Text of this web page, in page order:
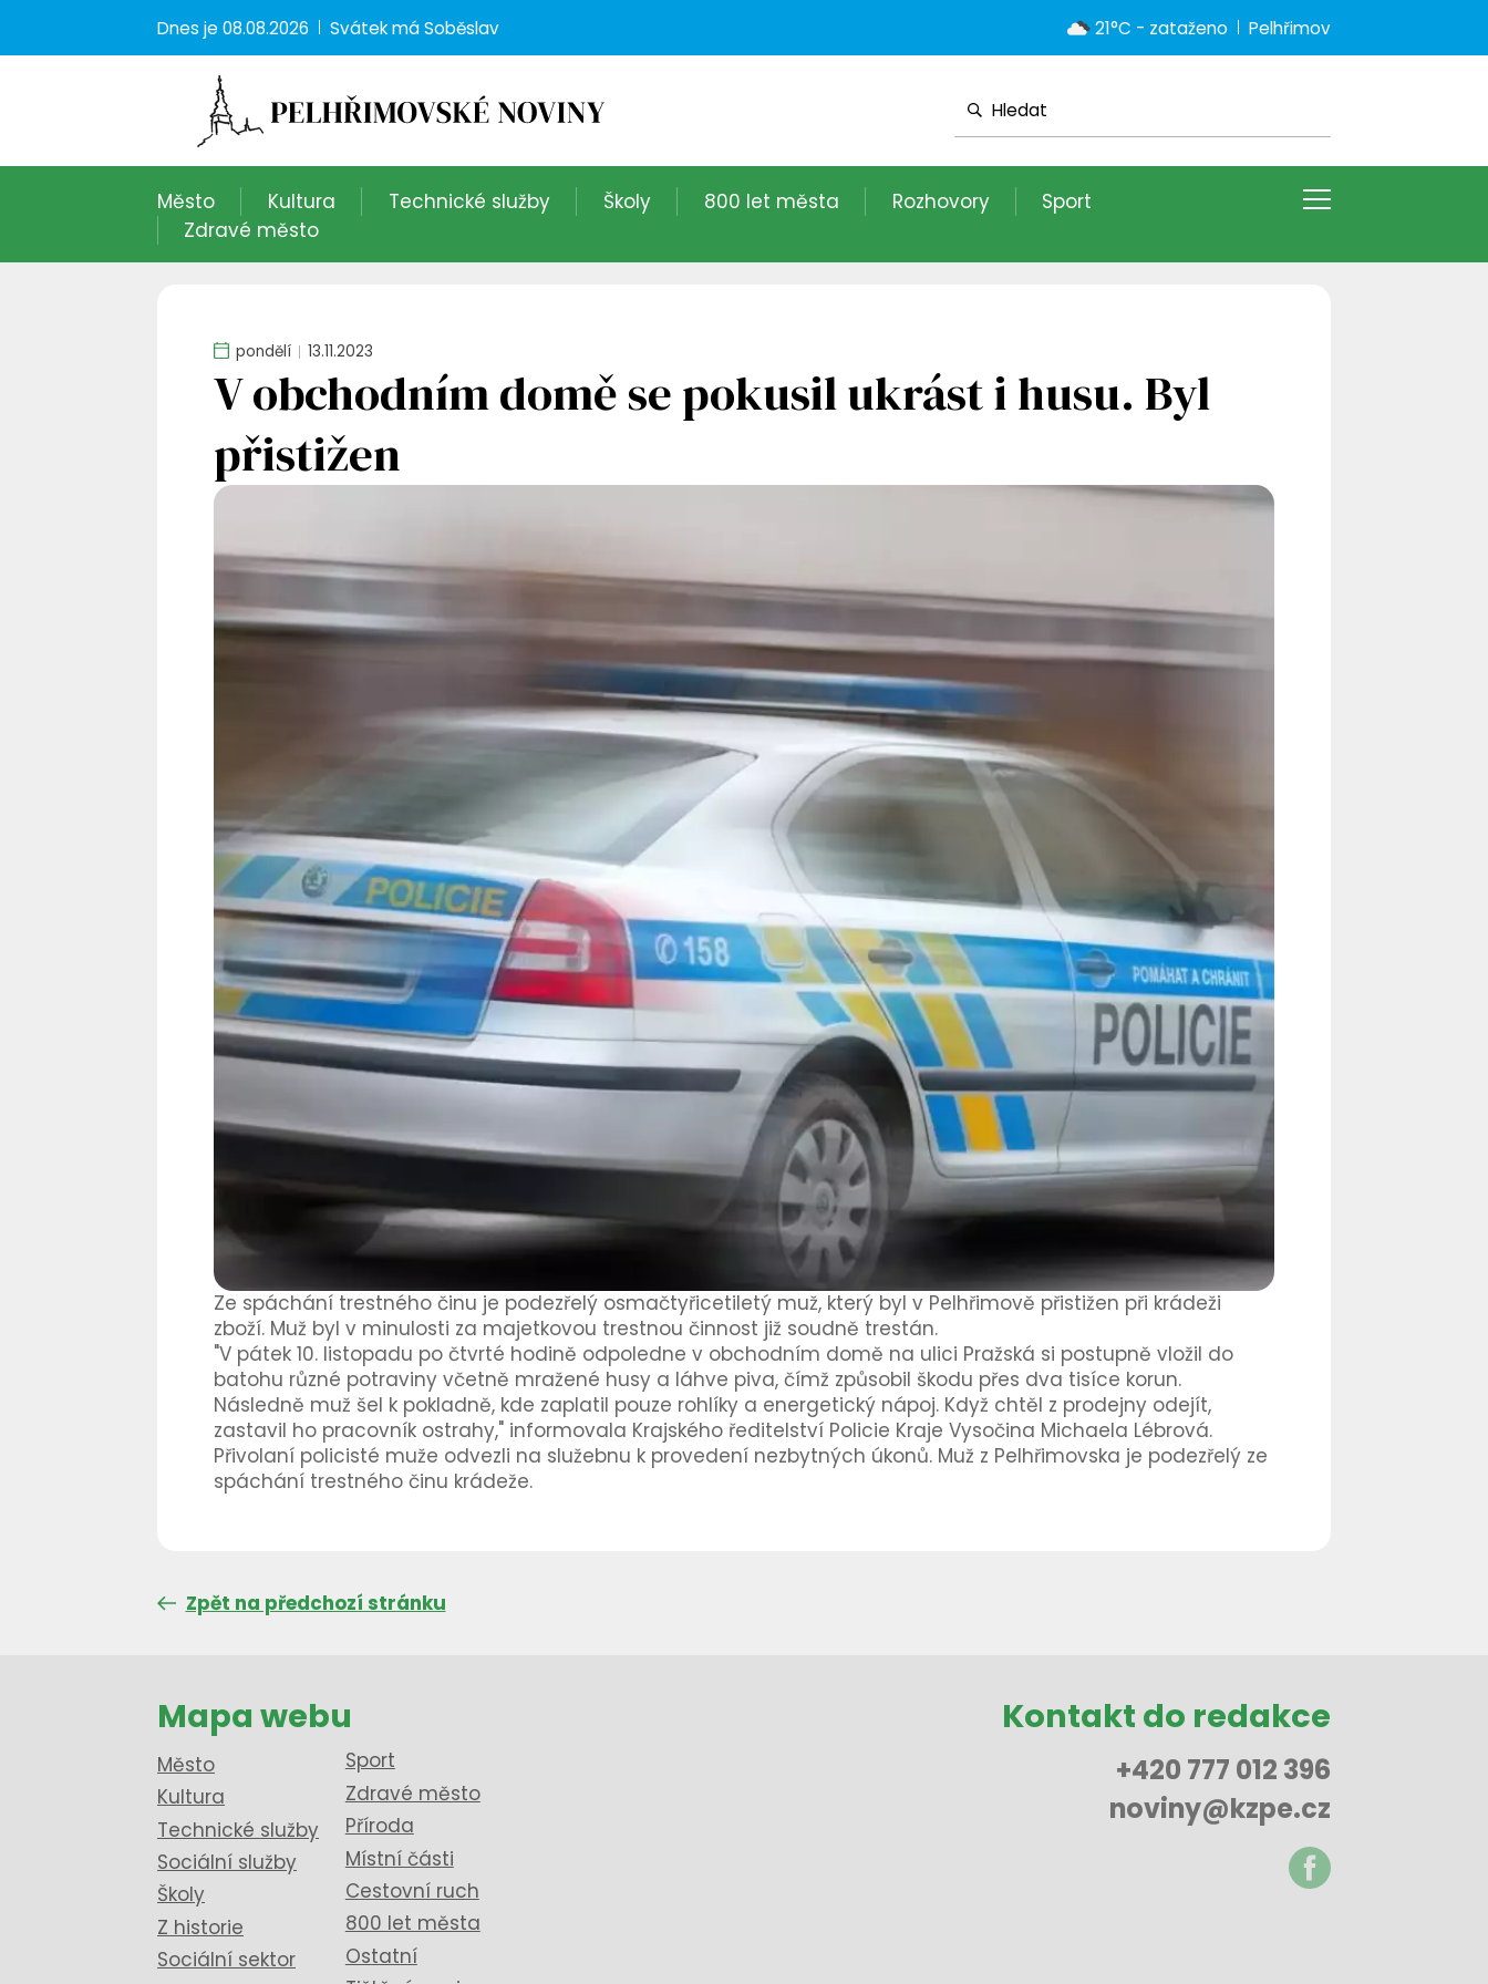
Dnes je 08.08.2026 Svátek máSoběslav 21°C - zataženo Pelhřimov
Město Kultura Technické služby Školy 800 let města Rozhovory
Sport
Zdravé město
pondělí 13.11.2023
V obchodním domě se pokusil ukrást i husu. Byl
přistižen
Ze spáchání trestného činu je podezřelý osmačtyřicetiletý muž, který byl v Pelhřimově přistižen při krádeži
zboží. Muž byl v minulosti za majetkovou trestnou činnost již soudně trestán.
"V pátek 10. listopadu po čtvrté hodině odpoledne v obchodním domě na ulici Pražská si postupně vložil do
batohu různé potraviny včetně mražené husy a láhve piva, čímž způsobil škodu přes dva tisíce korun.
Následně muž šel k pokladně, kde zaplatil pouze rohlíky a energetický nápoj. Když chtěl z prodejny odejít,
zastavil ho pracovník ostrahy," informovala Krajského ředitelství Policie Kraje Vysočina Michaela Lébrová.
Přivolaní policisté muže odvezli na služebnu k provedení nezbytných úkonů. Muž z Pelhřimovska je podezřelý ze
spáchání trestného činu krádeže.
Zpět na předchozí stránku
Mapa webu
Město
Kultura
Technické služby
Sociální služby
Školy
Z historie
Sociální sektor
Sport
Zdravé město
Příroda
Místní části
Cestovní ruch
800 let města
Ostatní
Kontakt do redakce
+420 777 012 396
noviny@kzpe.cz